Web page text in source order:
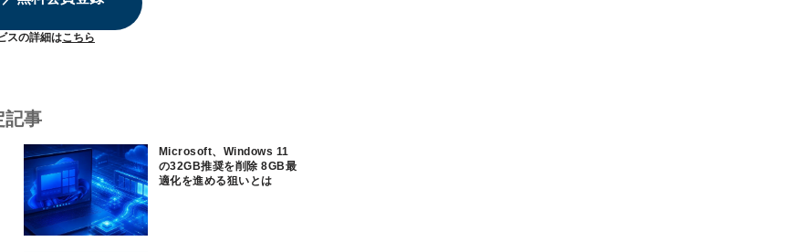
スの詳細はこちら
記事
Microsoft、Windows 11
の32GB推奨を削除 8GB最
適化を進める狙いとは